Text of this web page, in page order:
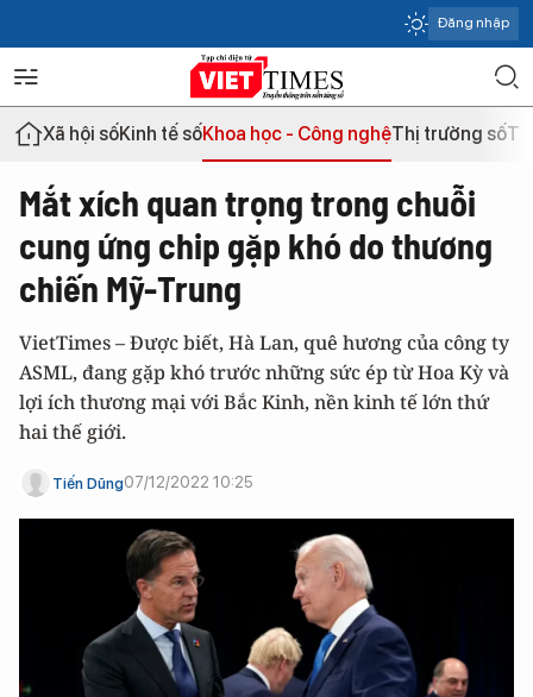
Đăng nhập
Xã hội sốKinh tế sốKhoa học - Công nghệThị trường số
Mắt xích quan trọng trong chuỗi
cung ứng chip gặp khó do thương
chiến Mỹ-Trung
VietTimes – Được biết, Hà Lan, quê hương của công ty
ASML, đang gặp khó trước những sức ép từ Hoa Kỳ và
lợi ích thương mại với Bắc Kinh, nền kinh tế lớn thứ
hai thế giới.
Tiến Dũng07/12/2022 10:25